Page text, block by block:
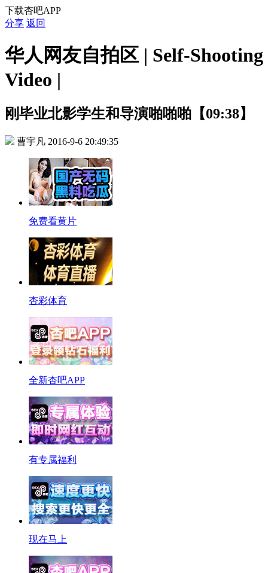
下载杏吧APP
分享 返回
华人网友自拍区 | Self-Shooting
Video |
刚毕业北影学生和导演啪啪啪【09:38】
曹宇凡 2016-9-6 20:49:35
免费看黄片
杏彩体育
全新杏吧APP
有专属福利
现在马上